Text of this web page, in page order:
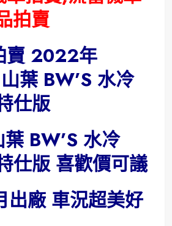
拍賣
賣 2022年
葉 BW’S 水冷
仕版
BW’S 水冷
仕版 喜歡價可議
廠 車況超美好